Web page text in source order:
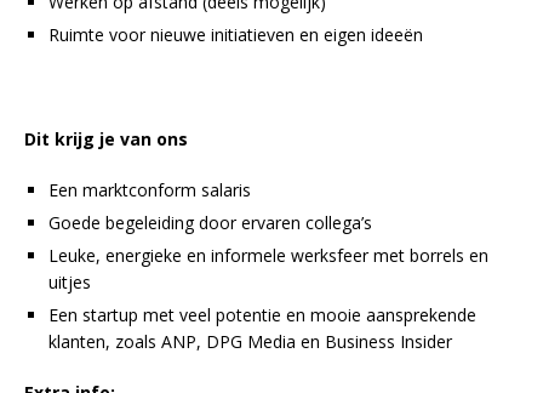
Ruimte voor nieuwe initiatieven en eigen ideeën
Dit krijg je van ons
Een marktconform salaris
Goede begeleiding door ervaren collega’s
Leuke, energieke en informele werksfeer met borrels en
uitjes
Een startup met veel potentie en mooie aansprekende
klanten, zoals ANP, DPG Media en Business Insider